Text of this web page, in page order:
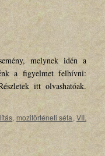
melynek idén a
a figyelmet felhívni:
itt olvashatóak.
, mozitörténeti séta,VII.